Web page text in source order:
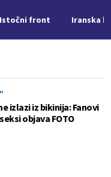
Istočni front Iranska
izlazi iz bikinija: Fanovi
objava FOTO